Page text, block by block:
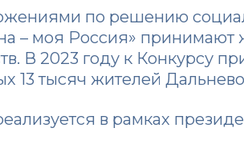
по решению
– моя Россия» принимают
В 2023 году к Конкурсу
13 тысяч жителей
в рамках